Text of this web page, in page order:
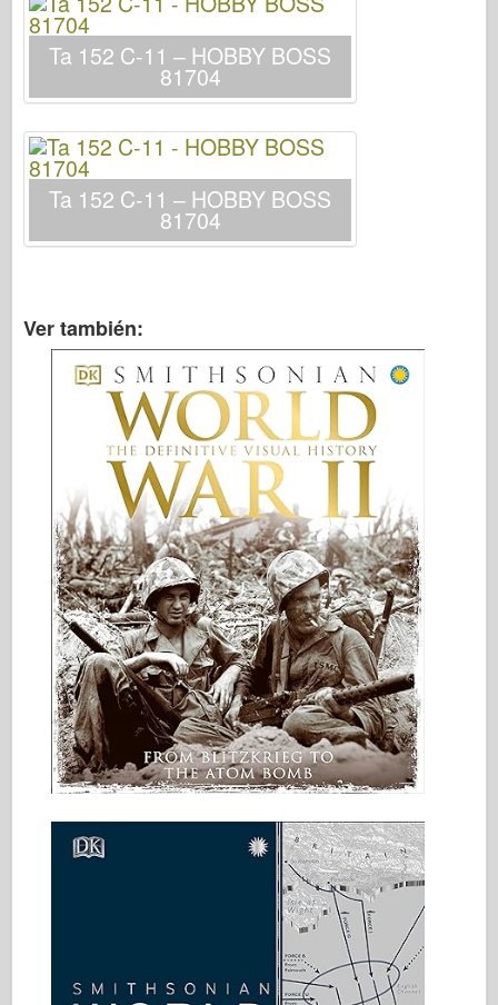
Italeri
Leyenda
Modelo Meng
Tamiya
Tristar
Trompetista
Libros
Dvds
Contacto
le Journal
Ta 152 C-11 – HOBBY BOSS
81704
Ta 152 C-11 – HOBBY BOSS
81704
Ver también: